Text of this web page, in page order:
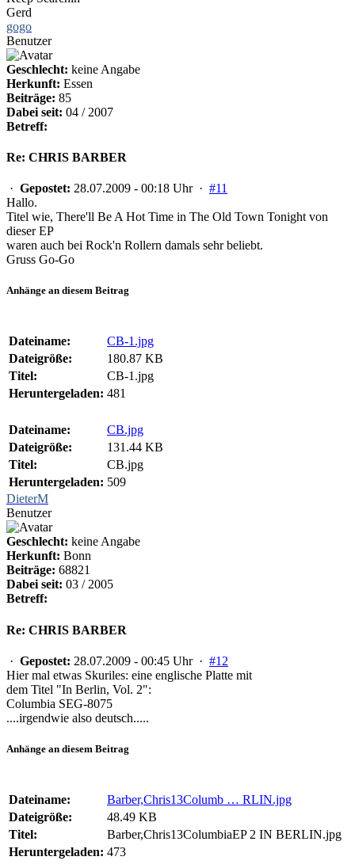
Gerd
gogo
Benutzer
Geschlecht: keine Angabe
Herkunft: Essen
Beiträge: 85
Dabei seit: 04 / 2007
Betreff:
Re: CHRIS BARBER
· Gepostet: 28.07.2009 - 00:18 Uhr · #11
Hallo.
Titel wie, There'll Be A Hot Time in The Old Town Tonight von
dieser EP
waren auch bei Rock'n Rollern damals sehr beliebt.
Gruss Go-Go
Anhänge an diesem Beitrag
Dateiname:
CB-1.jpg
Dateigröße:
180.87 KB
Titel:
CB-1.jpg
Heruntergeladen: 481
Dateiname:
CB.jpg
Dateigröße:
131.44 KB
Titel:
CB.jpg
Heruntergeladen: 509
DieterM
Benutzer
Geschlecht: keine Angabe
Herkunft: Bonn
Beiträge: 68821
Dabei seit: 03 / 2005
Betreff:
Re: CHRIS BARBER
· Gepostet: 28.07.2009 - 00:45 Uhr · #12
Hier mal etwas Skuriles: eine englische Platte mit
dem Titel "In Berlin, Vol. 2":
Columbia SEG-8075
....irgendwie also deutsch.....
Anhänge an diesem Beitrag
Dateiname:
Barber,Chris13Columb … RLIN.jpg
Dateigröße:
48.49 KB
Titel:
Barber,Chris13ColumbiaEP 2 IN BERLIN.jpg
Heruntergeladen: 473